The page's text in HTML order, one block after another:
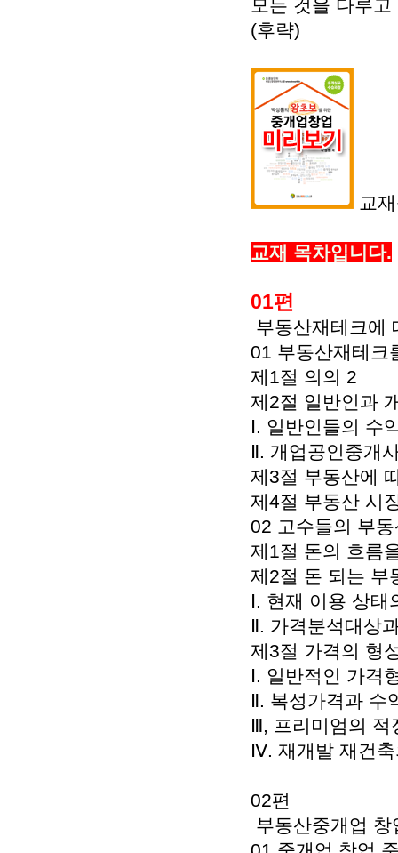
모든 것을 다루
(후략)
교
교재 목차입니다.
01편
부동산재테크에
01 부동산재테크
제1절 의의 2
제2절 일반인과
Ⅰ. 일반인들의 수
Ⅱ. 개업공인중개
제3절 부동산에
제4절 부동산 시
02 고수들의 부
제1절 돈의 흐름
제2절 돈 되는 부
Ⅰ. 현재 이용 상태
Ⅱ. 가격분석대상
제3절 가격의 형
Ⅰ. 일반적인 가격
Ⅱ. 복성가격과 수
Ⅲ, 프리미엄의 적
Ⅳ. 재개발 재건
02편
부동산중개업